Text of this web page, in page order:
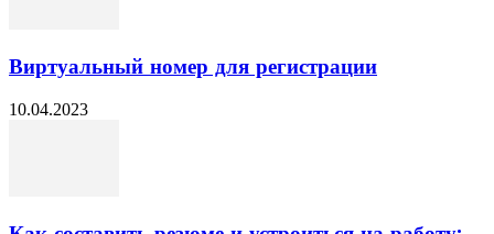
Виртуальный номер для регистрации
10.04.2023